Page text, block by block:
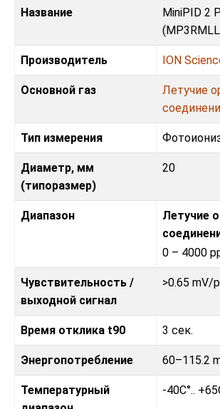
Название
MiniPID 2
Производитель ION
Основной газ
Летучие
Тип измерения
Диаметр, мм
(типоразмер)
20
Диапазон
Летучие
0 – 4000
Чувствительность /
выходной сигнал
>0.65 mV/
Время отклика t90 3 сек.
Энергопотребление 60–115.2
Температурный
-40C°..